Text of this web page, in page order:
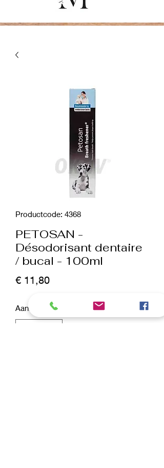
Productcode: 4368
PETOSAN -
Désodorisant dentaire
/ bucal - 100ml
€ 11,80Prijs
Aantal